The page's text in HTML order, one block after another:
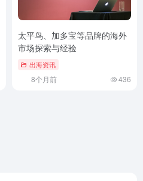
太平鸟、加多宝等品牌的海外
市场探索与经验
出海资讯
8个月前 436